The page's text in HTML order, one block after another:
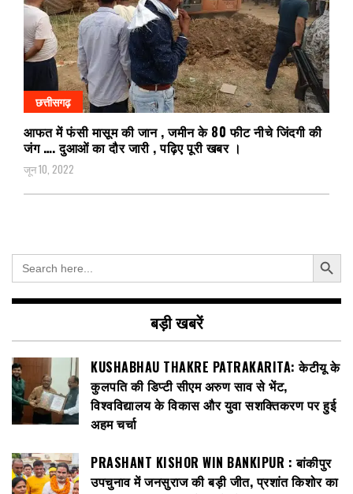
छत्तीसगढ़
आफत में फंसी मासूम की जान , जमीन के 80 फीट नीचे जिंदगी की
जंग …. दुआओं का दौर जारी , पढ़िए पूरी खबर ।
जून 10, 2022
Search
for:
Search Button
बड़ी खबरें
KUSHABHAU THAKRE PATRAKARITA: केटीयू के
कुलपति की डिप्टी सीएम अरुण साव से भेंट,
विश्वविद्यालय के विकास और युवा सशक्तिकरण पर हुई
अहम चर्चा
PRASHANT KISHOR WIN BANKIPUR : बांकीपुर
उपचुनाव में जनसुराज की बड़ी जीत, प्रशांत किशोर का